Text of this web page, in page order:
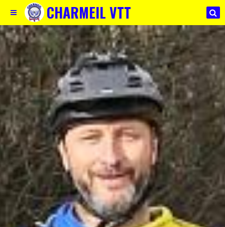
CHARMEIL VTT